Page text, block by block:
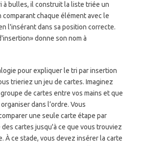
à bulles, il construit la liste triée un
comparant chaque élément avec le
l'insérant dans sa position correcte.
donne son nom à
pour expliquer le tri par insertion
trieriez un jeu de cartes. Imaginez
de cartes entre vos mains et que
dans l’ordre. Vous
une seule carte étape par
cartes jusqu'à ce que vous trouviez
À ce stade, vous devez insérer la carte